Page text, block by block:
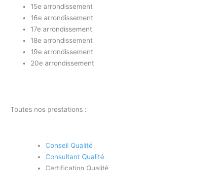
15e arrondissement
16e arrondissement
17e arrondissement
18e arrondissement
19e arrondissement
20e arrondissement
Toutes nos prestations :
Conseil Qualité
Consultant Qualité
Certification Qualité